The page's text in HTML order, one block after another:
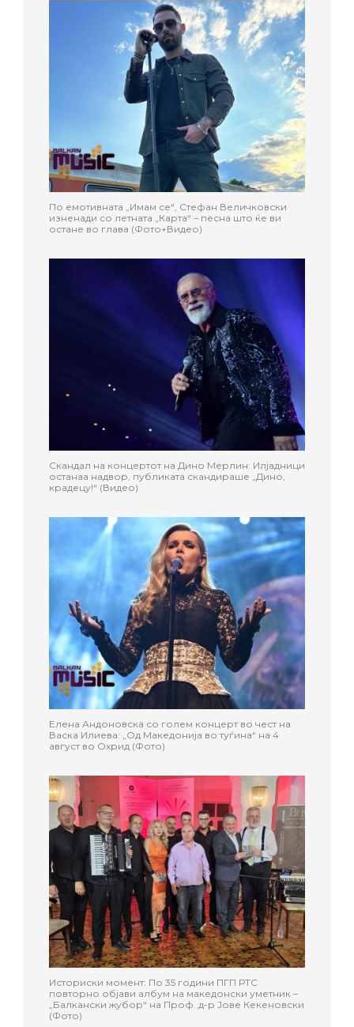
По емотивната „Имам се“, Стефан Величковски
изненади со летната „Карта“ – песна што ќе ви
остане во глава (Фото+Видео)
Скандал на концертот на Дино Мерлин: Илјадници
останаа надвор, публиката скандираше „Дино,
крадецу!“ (Видео)
Елена Андоновска со голем концерт во чест на
Васка Илиева: „Од Македонија во туѓина“ на 4
август во Охрид (Фото)
Историски момент: По 35 години ПГП РТС
повторно објави албум на македонски уметник –
„Балкански жубор“ на Проф. д-р Јове Кекеновски
(Фото)